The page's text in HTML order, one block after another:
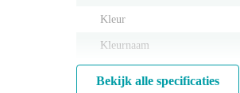
Kleur
Kleurnaam
Bekijk alle specificaties